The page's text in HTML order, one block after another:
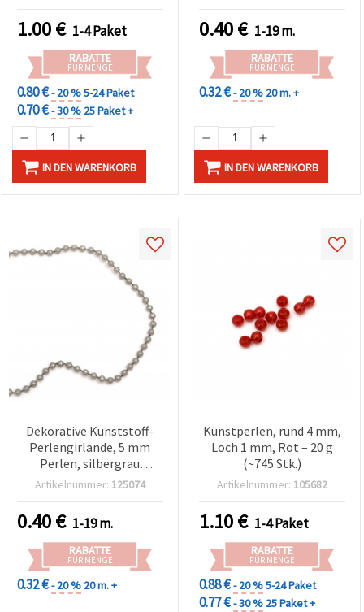
1.00€ 1-4 Paket
RABATTE
FÜR MENGE
0.80 €- 20 %5-24 Paket
0.70 €- 30 % 25 Paket +
IN DEN WARENKORB
0.40€ 1-19 m.
RABATTE
FÜR MENGE
0.32 €- 20 % 20 m. +
IN DEN WARENKORB
Dekorative Kunststoff-
Perlengirlande, 5 mm
Perlen, silbergrau
(silberfarben), 1 m — DIY
Hochzeit & Feiertagsdeko
Artikelnummer: 125074
0.40€ 1-19 m.
RABATTE
FÜR MENGE
0.32 €- 20 % 20 m. +
Kunstperlen, rund 4 mm,
Loch 1 mm, Rot – 20 g
(~745 Stk.)
Artikelnummer: 105682
1.10€ 1-4 Paket
RABATTE
FÜR MENGE
0.88 €- 20 %5-24 Paket
0.77 €- 30 % 25 Paket +